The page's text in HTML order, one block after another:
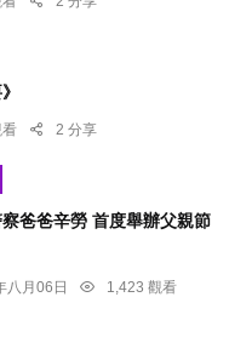
2 分享
爸爸辛勞 首度舉辦父親節
八月06日
1,423 觀看